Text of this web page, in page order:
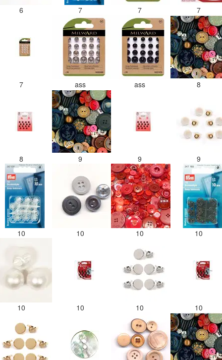
6 7 7 7
7 ass ass 8
8 9 9 9
10 10 10 10
10 10 10 10